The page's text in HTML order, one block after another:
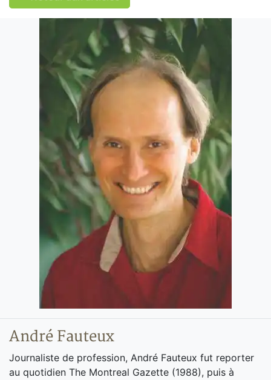
André Fauteux
Journaliste de profession, André Fauteux fut reporter
au quotidien The Montreal Gazette (1988), puis à